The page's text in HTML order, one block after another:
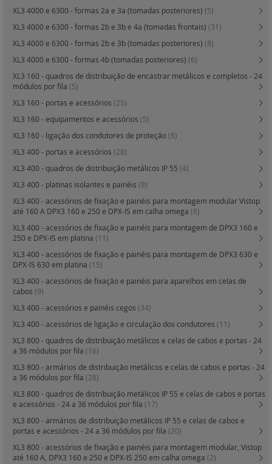
XL3 4000 e 6300 - formas 2a e 3a (tomadas posteriores) (5)
XL3 4000 e 6300 - formas 2b e 3b e 4a (tomadas frontais) (31)
XL3 4000 e 6300 - formas 2b e 3b (tomadas posteriores) (8)
XL3 4000 e 6300 - formas 4b (tomadas posteriores) (6)
XL3 160 - quadros de distribuição de encastrar metálicos e completos - 24
módulos por fila (5)
XL3 160 - portas e acessórios (25)
XL3 160 - equipamentos e acessórios (5)
XL3 160 - ligação dos condutores de proteção(6)
XL3 400 - portas e acessórios (28)
XL3 400 - quadros de distribuição metálicos IP 55 (4)
XL3 400 - platinas isolantes e painéis (9)
XL3 400 - acessórios de fixação e painéis para montagem modular Vistop
até 160 A DPX3 160 e 250 e DPX-IS em calha omega (6)
XL3 400 - acessórios de fixação e painéis para montagem de DPX3 160 e
250 e DPX-IS em platina (11)
XL3 400 - acessórios de fixação e painéis para montagem de DPX3 630 e
DPX-IS 630 em platina (15)
XL3 400 - acessórios de fixação e painéis para aparelhos em celas de
cabos (9)
XL3 400 - acessórios e painéis cegos (34)
XL3 400 - acessórios de ligação e circulação dos condutores (11)
XL3 800 - quadros de distribuição metálicos e celas de cabos e portas - 24
a 36 módulos por fila (16)
XL3 800 - armários de distribuição metálicos e celas de cabos e portas - 24
a 36 módulos por fila (28)
XL3 800 - quadros de distribuição metálicos IP 55 e celas de cabos e portas
e acessórios - 24 a 36 módulos por fila (17)
XL3 800 - armários de distribuição metálicos IP 55 e celas de cabos e
portas e acessórios - 24 a 36 módulos por fila (20)
XL3 800 - acessórios de fixação e painéis para montagem modular, Vistop
até 160 A, DPX3 160 e 250 e DPX-IS 250 em calha omega (2)